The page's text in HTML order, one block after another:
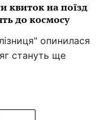
квиток на поїзд
до космосу
опинилася
стануть ще